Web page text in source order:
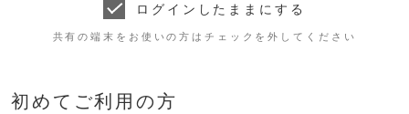
ログインしたままにする
共有の端末をお使いの方はチェックを外してください
初めてご利用の方